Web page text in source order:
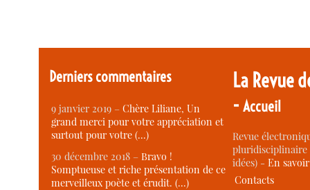
Derniers commentaires
9 janvier 2019 –Chère Liliane, Un
grand merci pour votre appréciation et
surtout pour votre (…)
30 décembre 2018 –Bravo !
Somptueuse et riche présentation de ce
merveilleux poète et érudit. (…)
La Revue
-Accueil
Revue
idées) -En
Contacts